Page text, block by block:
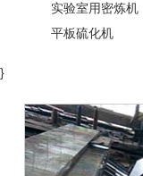
实验室用密炼机
平板硫化机
}